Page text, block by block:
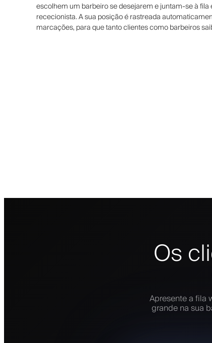
escolhem um barbeiro se desejarem e juntam-se à
rececionista. A sua posição é rastreada
marcações, para que tanto clientes como barbeiros
Os
Apresente a fila
grande na sua